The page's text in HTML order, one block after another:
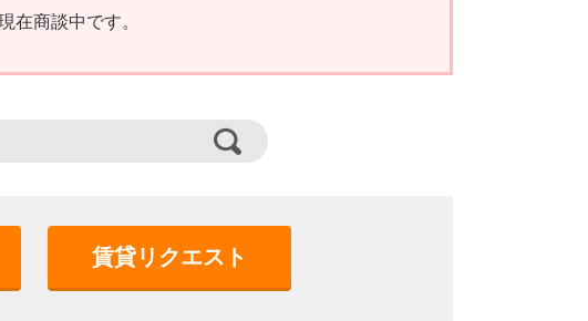
在商談中です。
賃貸リクエスト